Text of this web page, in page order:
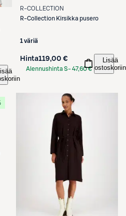
R-COLLECTION
R-Collection Kirsikka pusero
1 väriä
Hinta119,00 €
Alennushinta S-47,60 €
Lisää
ostoskoriin